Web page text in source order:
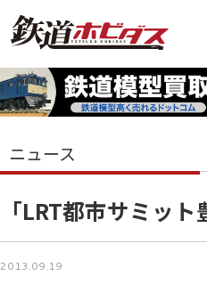
ニュース
「LRT都市サミッ
2013.09.19